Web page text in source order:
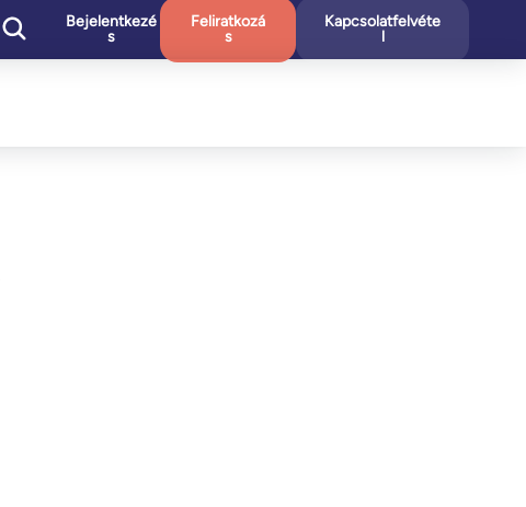
Bejelentkezé
s
Feliratkozá
s
Kapcsolatfelvéte
l